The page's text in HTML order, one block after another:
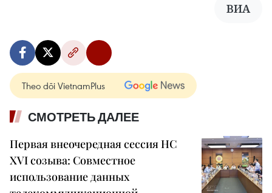
ВИА
Theo dõi VietnamPlus
СМОТРЕТЬ ДАЛЕЕ
Первая внеочередная сессия НС
XVI созыва: Совместное
использование данных